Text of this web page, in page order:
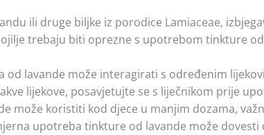
ili druge biljke iz porodice Lamiaceae,
trebaju biti oprezne s upotrebom tinkture
od lavande može interagirati s određenim
lijekove, posavjetujte se s liječnikom prije
može koristiti kod djece u manjim dozama,
upotreba tinkture od lavande može